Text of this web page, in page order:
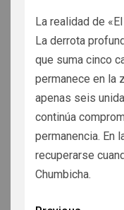
La realidad de
La derrota
que suma cinco
permanece en la
apenas seis
continúa
permanencia. En
recuperarse
Chumbicha.